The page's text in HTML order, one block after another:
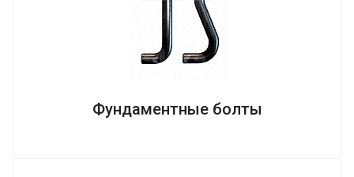
Фундаментные болты